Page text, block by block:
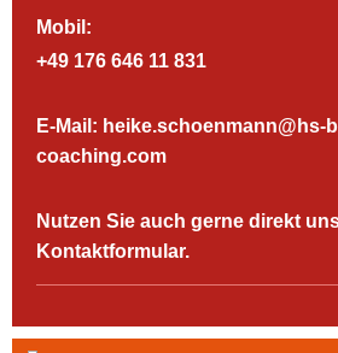
Mobil:
+49 176 646 11 831
E-Mail: heike.schoenmann@hs-
coaching.com
Nutzen Sie auch gerne direkt
Kontaktformular.